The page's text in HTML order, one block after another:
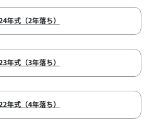
年式（2年落ち）
年式（3年落ち）
年式（4年落ち）